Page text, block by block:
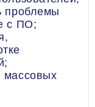
проблемы
с ПО;
массовых